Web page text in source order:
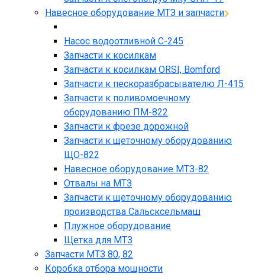
Навесное оборудование МТЗ и запчасти
Насос водоотливной С-245
Запчасти к косилкам
Запчасти к косилкам ORSI, Bomford
Запчасти к пескоразбрасывателю Л-415
Запчасти к поливомоечному
оборудованию ПМ-822
Запчасти к фрезе дорожной
Запчасти к щеточному оборудованию
ЩО-822
Навесное оборудование МТЗ-82
Отвалы на МТЗ
Запчасти к щеточному оборудованию
производства Сальсксельмаш
Плужное оборудование
Щетка для МТЗ
Запчасти МТЗ 80, 82
Коробка отбора мощности